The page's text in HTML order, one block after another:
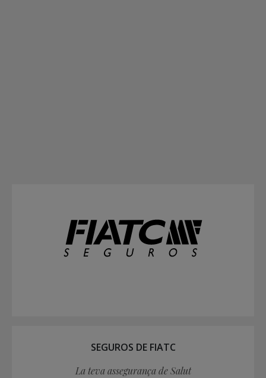
SEGUROS DE FIATC
La teva assegurança de Salut